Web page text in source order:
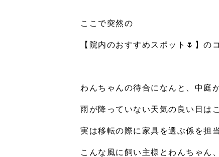
ここで突然の
【院内のおすすめスポット 🌷 】の
わんちゃんの待合になんと、中庭
雨が降っていない天気の良い日は
実は移転の際に家具を選ぶ係を担
こんな風に飼い主様とわんちゃん